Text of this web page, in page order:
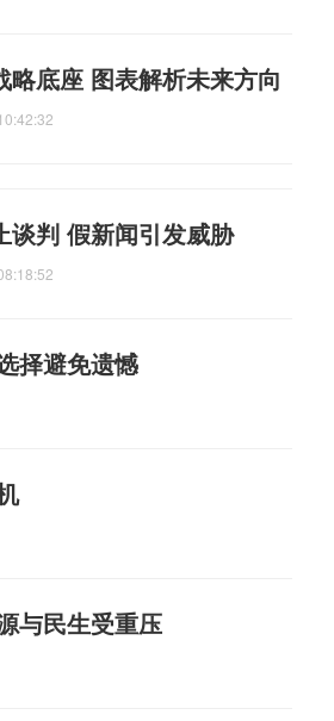
略底座 图表解析未来方向
谈判 假新闻引发威胁
择避免遗憾
与民生受重压